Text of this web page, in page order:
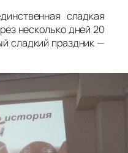
сладкая
несколько дней 20
сладкий праздник —